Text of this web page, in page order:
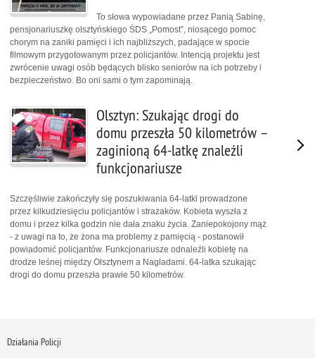
To słowa wypowiadane przez Panią Sabinę,
pensjonariuszkę olsztyńskiego ŚDS „Pomost”, niosącego pomoc
chorym na zaniki pamięci i ich najbliższych, padające w spocie
filmowym przygotowanym przez policjantów. Intencją projektu jest
zwrócenie uwagi osób będących blisko seniorów na ich potrzeby i
bezpieczeństwo. Bo oni sami o tym zapominają.
Olsztyn: Szukając drogi do
domu przeszła 50 kilometrów –
zaginioną 64-latkę znaleźli
funkcjonariusze
Szczęśliwie zakończyły się poszukiwania 64-latki prowadzone
przez kilkudziesięciu policjantów i strażaków. Kobieta wyszła z
domu i przez kilka godzin nie dała znaku życia. Zaniepokojony mąż
- z uwagi na to, że żona ma problemy z pamięcią - postanowił
powiadomić policjantów. Funkcjonariusze odnaleźli kobietę na
drodze leśnej między Olsztynem a Nagladami. 64-latka szukając
drogi do domu przeszła prawie 50 kilometrów.
Działania Policji